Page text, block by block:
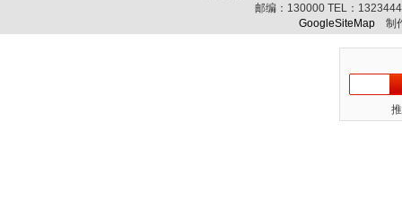
邮编： 130000TEL：
GoogleSiteMap 制